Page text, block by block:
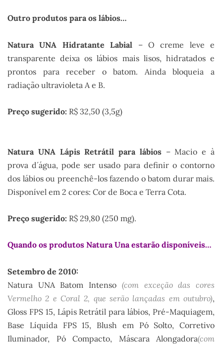
Outro produtos para os lábios…
Natura UNA Hidratante Labial – O creme leve e
transparente deixa os lábios mais lisos, hidratados e
prontos para receber o batom. Ainda bloqueia a
radiação ultravioleta A e B.
Preço sugerido: R$ 32,50 (3,5g)
Natura UNA Lápis Retrátil para lábios– Macio e à
prova d´água, pode ser usado para definir o contorno
dos lábios ou preenchê-los fazendo o batom durar mais.
Disponível em 2 cores: Cor de Boca e Terra Cota.
Preço sugerido: R$ 29,80 (250 mg).
Quando os produtos Natura Una estarão disponíveis…
Setembro de 2010:
Natura UNA Batom Intenso (com exceção das cores
Vermelho 2 e Coral 2, que serão lançadas em outubro),
Gloss FPS 15, Lápis Retrátil para lábios, Pré-Maquiagem,
Base Líquida FPS 15, Blush em Pó Solto, Corretivo
Iluminador, Pó Compacto, Máscara Alongadora(com